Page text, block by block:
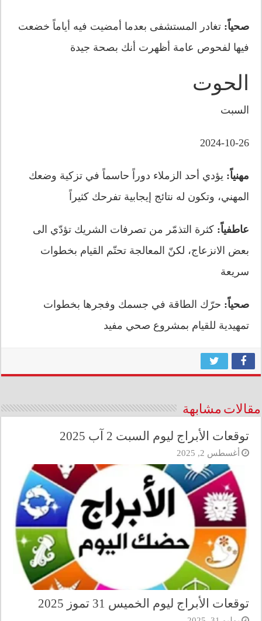
صحياً: تغادر المستشفى بعدما أمضيت فيه أياماً خضعت
فيها لفحوص عامة أظهرت أنك بصحة جيدة
الحوت
السبت
2024-10-26
مهنياً: يؤدي أحد الزملاء دوراً حاسماً في تزكية وضعك
المهني، وتكون له نتائج إيجابية تفرحك كثيراً
عاطفياً: كثرة التذمّر من تصرفات الشريك تؤدّي الى
بعض الانزعاج، لكنّ المعالجة تحتّم القيام بخطوات
سريعة
صحياً: حرّك الطاقة في جسمك وفجرها بخطوات
تمهيدية للقيام بمشروع صحي مفيد
مقالات مشابهة
توقعات الأبراج ليوم السبت 2 آب 2025
أغسطس 2, 2025
توقعات الأبراج ليوم الخميس 31 تموز 2025